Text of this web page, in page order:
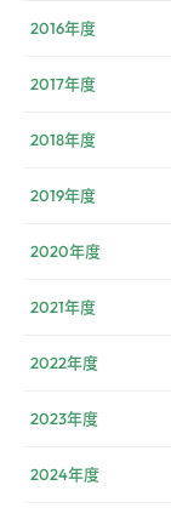
2016年度
2017年度
2018年度
2019年度
2020年度
2021年度
2022年度
2023年度
2024年度